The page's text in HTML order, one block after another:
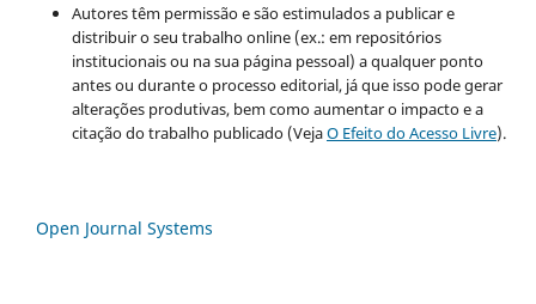
Autores têm permissão e são estimulados a publicar e
distribuir o seu trabalho online (ex.: em repositórios
institucionais ou na sua página pessoal) a qualquer ponto
antes ou durante o processo editorial, já que isso pode gerar
alterações produtivas, bem como aumentar o impacto e a
citação do trabalho publicado (VejaO Efeito do Acesso Livre).
Open Journal Systems